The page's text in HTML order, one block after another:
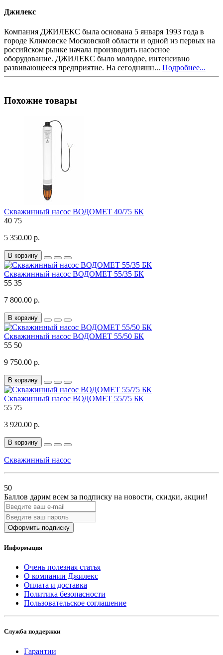
Джилекс
Компания ДЖИЛЕКС была основана 5 января 1993 года в
городе Климовске Московской области и одной из первых на
российском рынке начала производить насосное
оборудование. ДЖИЛЕКС было молодое, интенсивно
развивающееся предприятие. На сегодняшн... Подробнее...
Похожие товары
Скважинный насос ВОДОМЕТ 40/75 БК
40 75
5 350.00 р.
В корзину
Скважинный насос ВОДОМЕТ 55/35 БК
55 35
7 800.00 р.
В корзину
Скважинный насос ВОДОМЕТ 55/50 БК
55 50
9 750.00 р.
В корзину
Скважинный насос ВОДОМЕТ 55/75 БК
55 75
3 920.00 р.
В корзину
Скважинный насос
50
Баллов дарим всем за подписку на новости, скидки, акции!
Оформить подписку
Информация
Очень полезная статья
О компании Джилекс
Оплата и доставка
Политика безопасности
Пользовательское соглашение
Служба поддержки
Гарантии